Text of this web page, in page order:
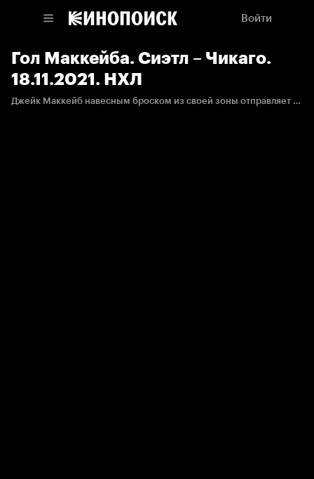
Войти
Гол Маккейба. Сиэтл – Чикаго.
18.11.2021. НХЛ
Джейк Маккейб навесным броском из своей зоны отправляет шайбу в пустые ворота.